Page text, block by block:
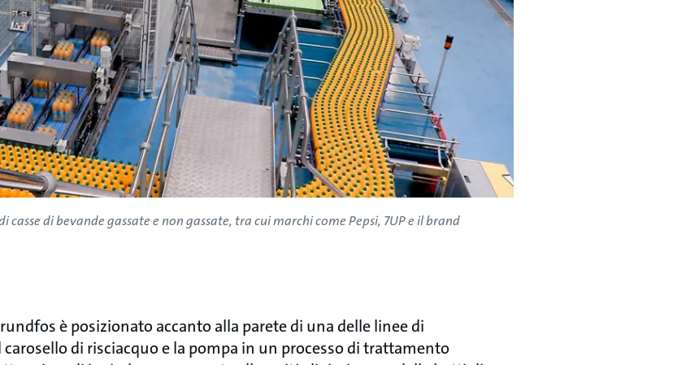
di bevande gassate e non gassate, tra cui marchi come Pepsi, 7UP e il brand
è posizionato accanto alla parete di una delle linee di
di risciacquo e la pompa in un processo di trattamento